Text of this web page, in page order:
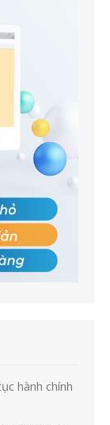
hành chính